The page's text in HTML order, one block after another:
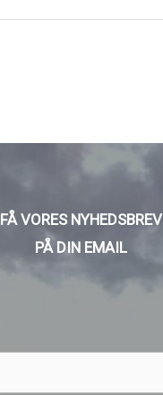
FÅ VORES NYHEDSBREV
PÅ DIN EMAIL